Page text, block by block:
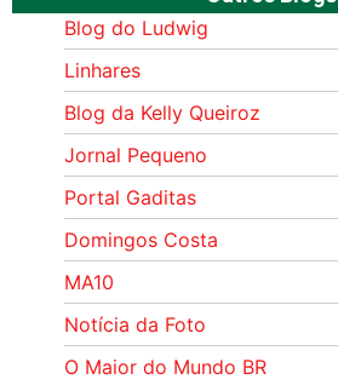
Blog do Ludwig
Linhares
Blog da Kelly Queiroz
Jornal Pequeno
Portal Gaditas
Domingos Costa
MA10
Notícia da Foto
O Maior do Mundo BR